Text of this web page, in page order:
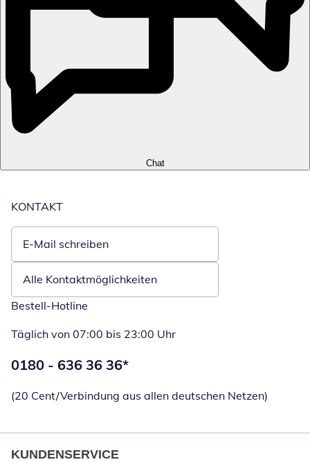
Chat
KONTAKT
E-Mail schreiben
Öffnet E-Mail-Client
Alle Kontaktmöglichkeiten
Bestell-Hotline
Täglich von 07:00 bis 23:00 Uhr
Telefonnummer:
0180 - 636 36 36*
(20 Cent/Verbindung aus allen deutschen Netzen)
KUNDENSERVICE